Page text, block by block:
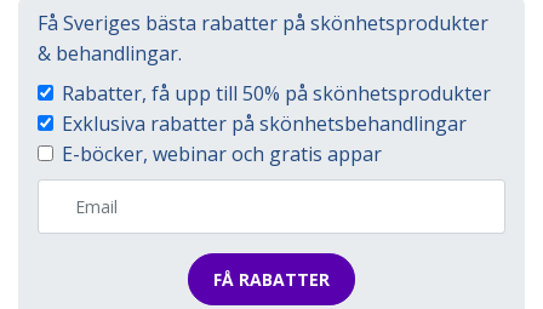
Få Sveriges bästa rabatter på skönhetsprodukter
& behandlingar.
Rabatter, få upp till 50% på skönhetsprodukter
Exklusiva rabatter på skönhetsbehandlingar
E-böcker, webinar och gratis appar
FÅ RABATTER